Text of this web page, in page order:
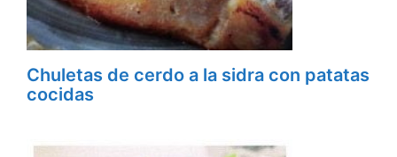
Chuletas de cerdo a la sidra con patatas
cocidas